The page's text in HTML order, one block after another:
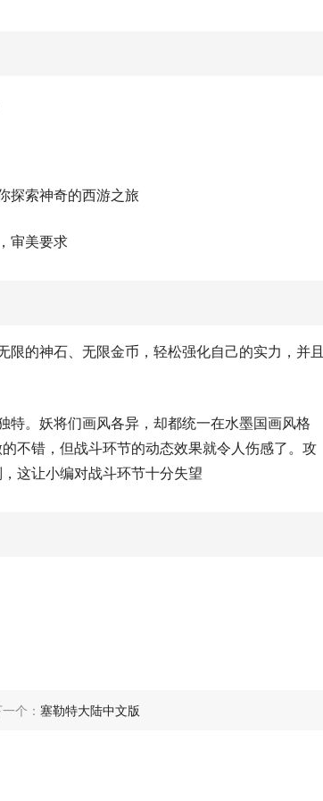
探索神奇的西游之旅
审美要求
的神石、无限金币，轻松强化自己的实力，并且
。妖将们画风各异，却都统一在水墨国画风格
不错，但战斗环节的动态效果就令人伤感了。攻
这让小编对战斗环节十分失望
个： 塞勒特大陆中文版